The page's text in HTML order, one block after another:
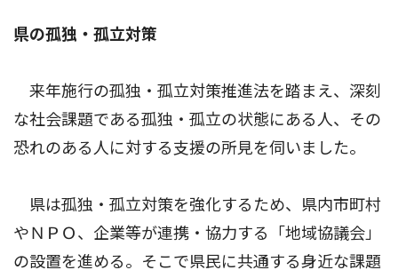
県の孤独・孤立対策
来年施行の孤独・孤立対策推進法を踏まえ、深刻
な社会課題である孤独・孤立の状態にある人、その
恐れのある人に対する支援の所見を伺いました。
県は孤独・孤立対策を強化するため、県内市町村
やＮＰＯ、企業等が連携・協力する「地域協議会」
の設置を進める。そこで県民に共通する身近な課題